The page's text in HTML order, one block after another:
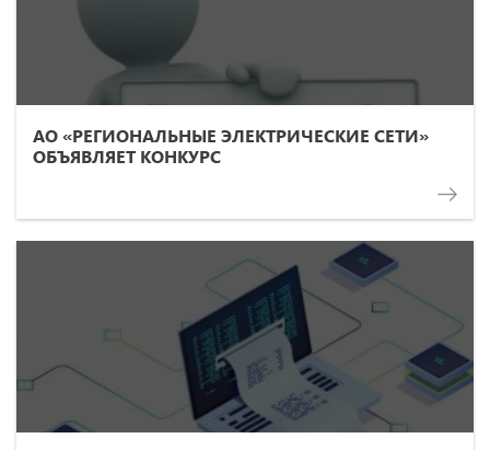
АО «РЕГИОНАЛЬНЫЕ ЭЛЕКТРИЧЕСКИЕ СЕТИ»
ОБЪЯВЛЯЕТ КОНКУРС